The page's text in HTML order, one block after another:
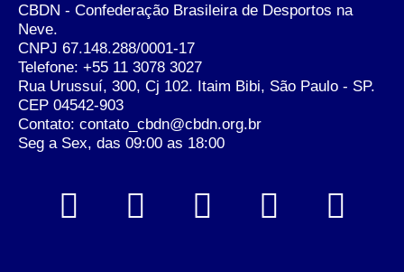
CBDN - Confederação Brasileira de Desportos na
Neve.
CNPJ 67.148.288/0001-17
Telefone: +55 11 3078 3027
Rua Urussuí, 300, Cj 102. Itaim Bibi, São Paulo - SP.
CEP 04542-903
Contato: contato_cbdn@cbdn.org.br
Seg a Sex, das 09:00 as 18:00